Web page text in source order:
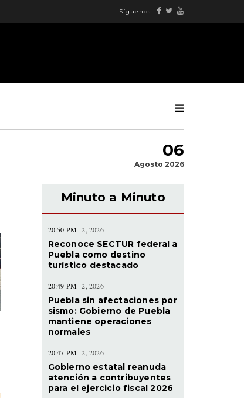
Síguenos:
06
Agosto 2026
Minuto a Minuto
20:50 PM 2, 2026
Reconoce SECTUR federal a
Puebla como destino
turístico destacado
20:49 PM 2, 2026
Puebla sin afectaciones por
sismo: Gobierno de Puebla
mantiene operaciones
normales
20:47 PM 2, 2026
Gobierno estatal reanuda
atención a contribuyentes
para el ejercicio fiscal 2026